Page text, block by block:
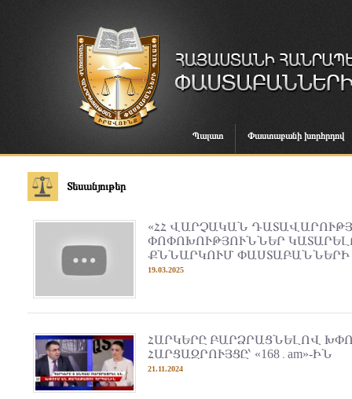
Պալատ Փաստաբանի խորհրդով
Տեսանյութեր
«ՀՀ ՎԱՐՉԱԿԱՆ
ՓՈՓՈԽՈՒԹՅՈՒՆՆԵՐ
ՔՆՆԱՐԿՈՒՄ ՓԱՍՏԱԲԱՆՆԵՐԻ
19.03.2025
ՀԱՐԿԵՐԸ ԲԱՐՁՐԱՑՆԵԼՈՎ
ՀԱՐՑԱԶՐՈՒՅՑԸ՝ «168․am»-ԻՆ
21.11.2024